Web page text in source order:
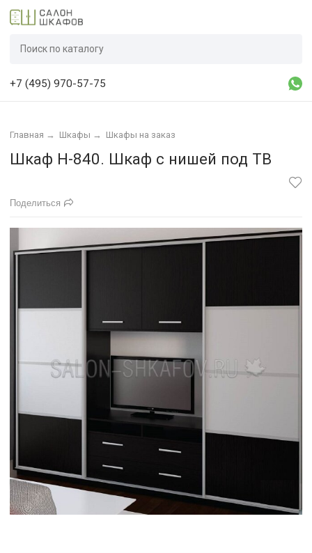
+7 (495) 970-57-75
Главная → Шкафы → Шкафы на заказ
Шкаф Н-840. Шкаф с нишей под ТВ
Поделиться